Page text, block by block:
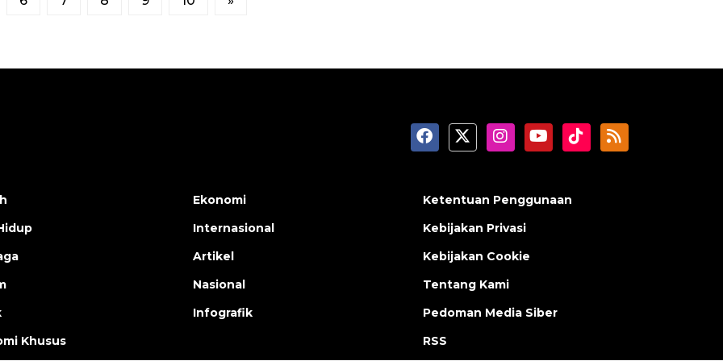
Khusus
Ekonomi
Internasional
Artikel
Nasional
Infografik
Ketentuan Penggunaan
Kebijakan Privasi
Kebijakan Cookie
Tentang Kami
Pedoman Media Siber
RSS